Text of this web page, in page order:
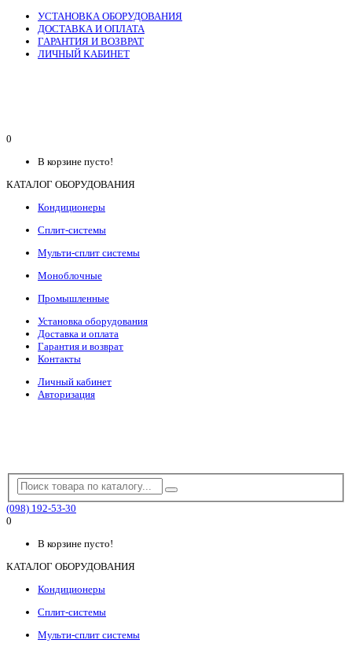
УСТАНОВКА ОБОРУДОВАНИЯ
ДОСТАВКА И ОПЛАТА
ГАРАНТИЯ И ВОЗВРАТ
ЛИЧНЫЙ КАБИНЕТ
0
В корзине пусто!
КАТАЛОГ ОБОРУДОВАНИЯ
Кондиционеры
Сплит-системы
Мульти-сплит системы
Моноблочные
Промышленные
Установка оборудования
Доставка и оплата
Гарантия и возврат
Контакты
Личный кабинет
Авторизация
(098) 192-53-30
0
В корзине пусто!
КАТАЛОГ ОБОРУДОВАНИЯ
Кондиционеры
Сплит-системы
Мульти-сплит системы